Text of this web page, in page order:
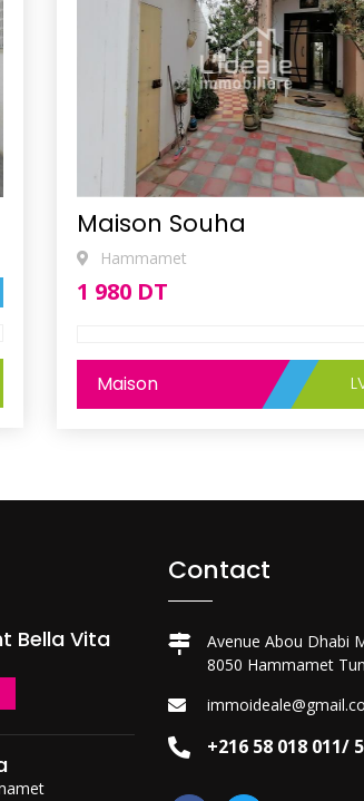
Maison Souha
Hammamet
1 980 DT
Maison
Bella Vita
Contact
Avenue Abou Dhabi
8050 Hammamet
+216 58 018 011/